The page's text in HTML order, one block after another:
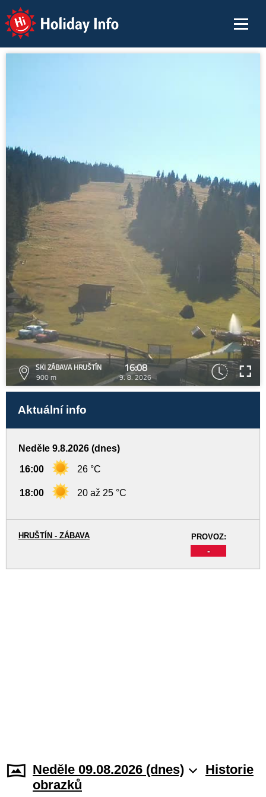
Holiday Info
SKI ZÁBAVA HRUŠTÍN
900 m
16:08
9. 8. 2026
Aktuální info
Neděle 9.8.2026 (dnes)
16:00 26 °C
18:00 20 až 25 °C
PROVOZ:
-
HRUŠTÍN - ZÁBAVA
Neděle 09.08.2026 (dnes)
Historie
obrazků